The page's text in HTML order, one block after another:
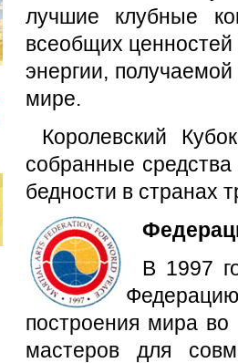
лучшие клубные
всеобщих ценностей
энергии,
мире.
Королевский
собранные
бедности в странах
В 1997
построения мира
мастеров для